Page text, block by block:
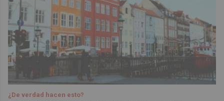
¿De verdad hacen esto?